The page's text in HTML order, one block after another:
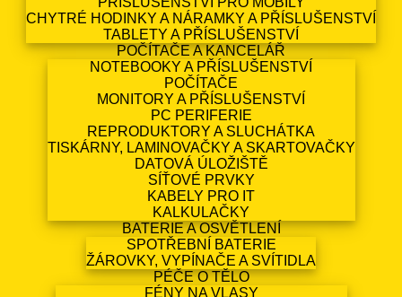
CHYTRÉ HODINKY A NÁRAMKY A PŘÍSLUŠENSTVÍ
TABLETY A PŘÍSLUŠENSTVÍ
POČÍTAČE A KANCELÁŘ
NOTEBOOKY A PŘÍSLUŠENSTVÍ
POČÍTAČE
MONITORY A PŘÍSLUŠENSTVÍ
PC PERIFERIE
REPRODUKTORY A SLUCHÁTKA
TISKÁRNY, LAMINOVAČKY A SKARTOVAČKY
DATOVÁ ÚLOŽIŠTĚ
SÍŤOVÉ PRVKY
KABELY PRO IT
KALKULAČKY
BATERIE A OSVĚTLENÍ
SPOTŘEBNÍ BATERIE
ŽÁROVKY, VYPÍNAČE A SVÍTIDLA
PÉČE O TĚLO
FÉNY NA VLASY